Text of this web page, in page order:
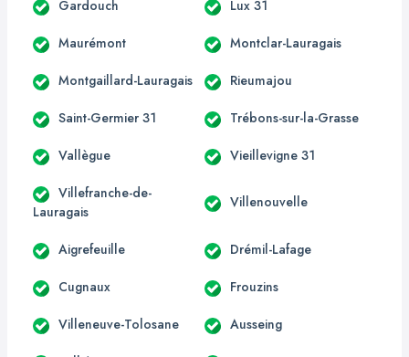
Gardouch Lux 31
Maurémont Montclar-Lauragais
Montgaillard-Lauragais Rieumajou
Saint-Germier 31 Trébons-sur-la-Grasse
Vallègue Vieillevigne 31
Villefranche-de-
Lauragais
Villenouvelle
Aigrefeuille Drémil-Lafage
Cugnaux Frouzins
Villeneuve-Tolosane Ausseing